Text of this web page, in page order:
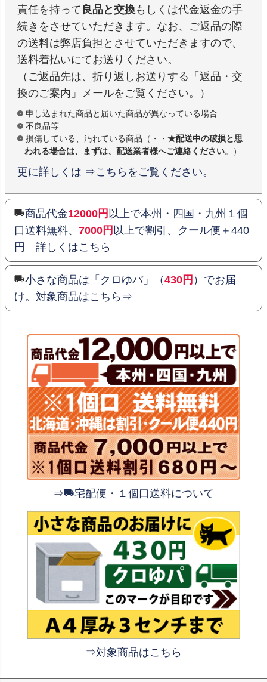
責任を持って 良品と交換もしくは代金返金の手
続きをさせていただきます。なお、ご返品の際
の送料は弊店負担とさせていただきますので、
送料着払いにてお送りください。
（ご返品先は、折り返しお送りする「返品・交
換のご案内」メールをご覧ください。）
申し込まれた商品と届いた商品が異なっている場合
不良品等
損傷している、汚れている商品（・・ ★配送中の破損と思
われる場合は、まずは、配送業者様へご連絡ください。）
更に詳しくは ⇒こちらをご覧ください。
商品代金12000円 以上で本州・四国・九州１個
口送料無料、 7000円 以上で割引、クール便＋440
円 詳しくはこちら
小さな商品は「クロゆパ」（430円 ）でお届
け。対象商品はこちら⇒
⇒ 宅配便・１個口送料について
⇒対象商品はこちら